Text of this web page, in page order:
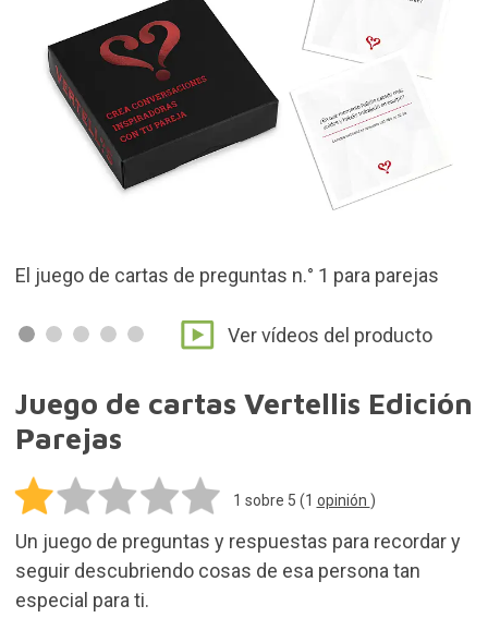
parejas Apto para todo tipo de relaciones
Ver vídeos del producto
Juego de cartas Vertellis Edición
Parejas
1 sobre 5 (1 opinión )
Un juego de preguntas y respuestas para recordar y
seguir descubriendo cosas de esa persona tan
especial para ti.